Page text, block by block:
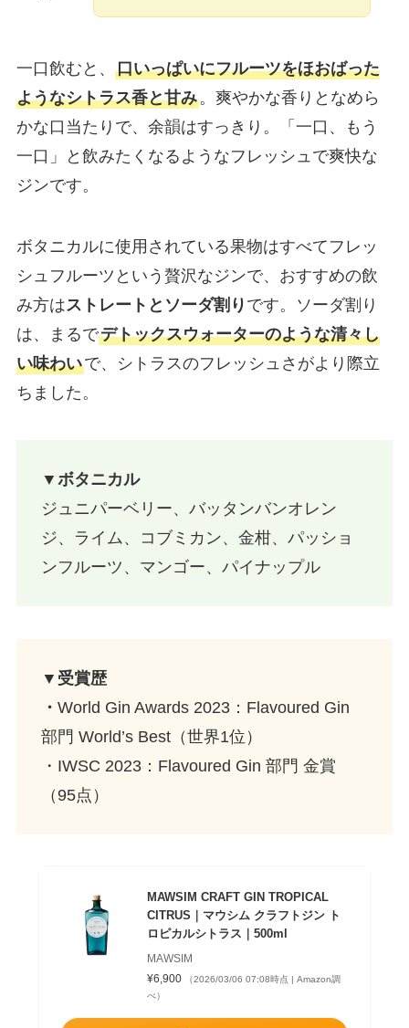
一口飲むと、 口いっぱいにフルーツをほおばった
ようなシトラス香と甘み。爽やかな香りとなめら
かな口当たりで、余韻はすっきり。「一口、もう
一口」と飲みたくなるようなフレッシュで爽快な
ジンです。
ボタニカルに使用されている果物はすべてフレッ
シュフルーツという贅沢なジンで、おすすめの飲
み方はストレートとソーダ割り です。ソーダ割り
は、まるでデトックスウォーターのような清々し
い味わいで、シトラスのフレッシュさがより際立
ちました。
▼ボタニカル
ジュニパーベリー、バッタンバンオレン
ジ、ライム、コブミカン、金柑、パッショ
ンフルーツ、マンゴー、パイナップル
▼受賞歴
・ World Gin Awards 2023：Flavoured Gin
部門 World’s Best（世界1位）
・IWSC 2023：Flavoured Gin 部門 金賞
（95点）
MAWSIM CRAFT GIN TROPICAL
CITRUS｜マウシム クラフトジン ト
ロピカルシトラス｜500ml
MAWSIM
¥6,900
（2026/03/06 07:08時点 | Amazon調
べ）